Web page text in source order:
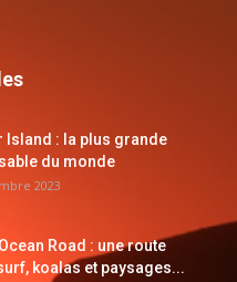
Island : la plus grande
du monde
2023
Road : une route
koalas et paysages...